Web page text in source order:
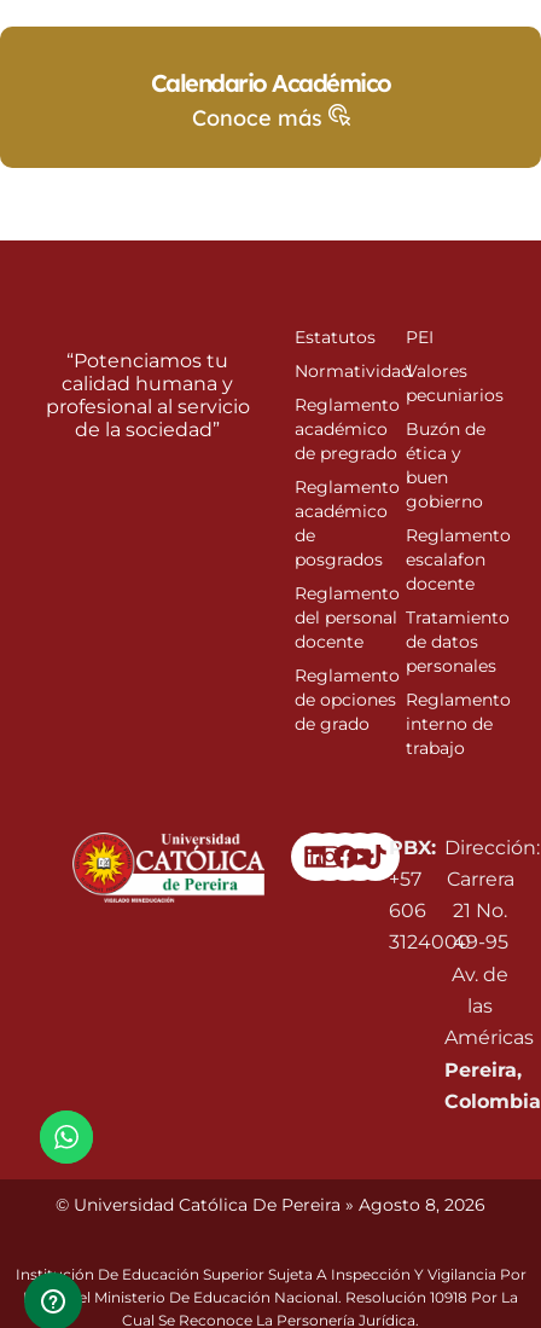
Calendario Académico
Conoce más
Linkedin
Instagram
Facebook
Youtube
PBX:
+57
606
3124000
Dirección:
Carrera
21 No.
49-95
Av. de
las
Américas
Pereira,
Colombia
“Potenciamos tu
calidad humana y
profesional al servicio
de la sociedad”
Estatutos
Normatividad
Reglamento
académico
de pregrado
Reglamento
académico
de
posgrados
Reglamento
del personal
docente
Reglamento
de opciones
de grado
PEI
Valores
pecuniarios
Buzón de
ética y
buen
gobierno
Reglamento
escalafon
docente
Tratamiento
de datos
personales
Reglamento
interno de
trabajo
© Universidad Católica De Pereira » Agosto 8, 2026
Institución De Educación Superior Sujeta A Inspección Y Vigilancia Por
Parte Del Ministerio De Educación Nacional. Resolución 10918 Por La
Cual Se Reconoce La Personería Jurídica.